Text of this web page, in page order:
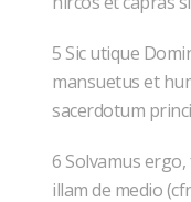
5 Sic utique
mansuetus et
sacerdotum
6 Solvamus
illam de medio